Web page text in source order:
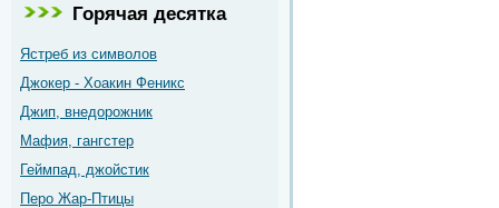
Горячая десятка
Ястреб из символов
Джокер - Хоакин Феникс
Джип, внедорожник
Мафия, гангстер
Геймпад, джойстик
Перо Жар-Птицы